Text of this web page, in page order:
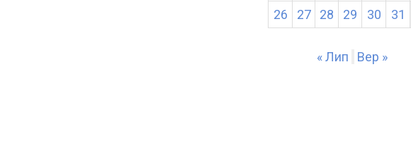
26
27 28 29 30 31
« Лип Вер »